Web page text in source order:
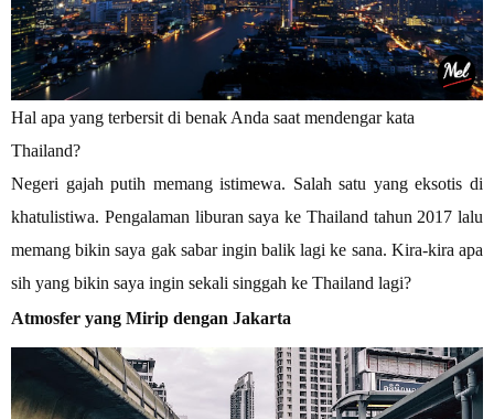
Hal apa yang terbersit di benak Anda saat mendengar kata
Thailand?
Negeri gajah putih memang istimewa. Salah satu yang eksotis di
khatulistiwa. Pengalaman liburan saya ke Thailand tahun 2017 lalu
memang bikin saya gak sabar ingin balik lagi ke sana. Kira-kira apa
sih yang bikin saya ingin sekali singgah ke Thailand lagi?
Atmosfer yang Mirip dengan Jakarta